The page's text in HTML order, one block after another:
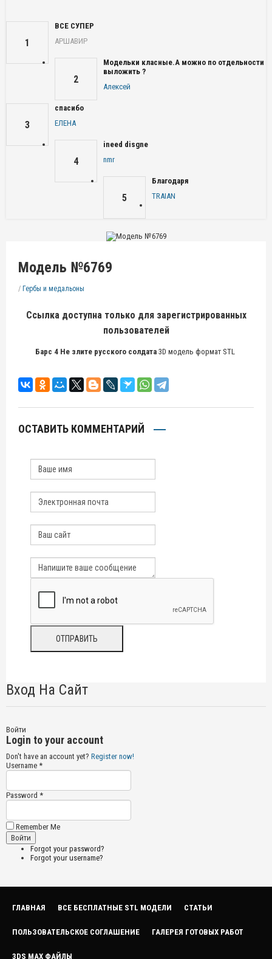
1
ВСЕ СУПЕР
АРШАВИР
2
Модельки класные.А можно по отдельности
выложить ?
Алексей
3
спасибо
ЕЛЕНА
4
ineed disgne
nmr
5
Благодаря
TRAIAN
Модель №6769
/ Гербы и медальоны
Ссылка доступна только для зарегистрированных
пользователей
Барс 4 Не злите русского солдата 3D модель формат STL
ОСТАВИТЬ КОММЕНТАРИЙ
Вход На Сайт
Войти
Login to your account
Don't have an account yet? Register now!
Username *
Password *
Remember Me
Forgot your password?
Forgot your username?
ГЛАВНАЯ ВСЕ БЕСПЛАТНЫЕ STL МОДЕЛИ СТАТЬИ
ПОЛЬЗОВАТЕЛЬСКОЕ СОГЛАШЕНИЕ ГАЛЕРЕЯ ГОТОВЫХ РАБОТ
3DS MAX ФАЙЛЫ